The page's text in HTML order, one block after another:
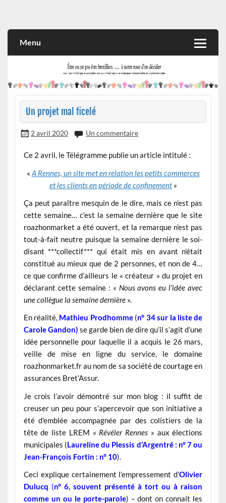
et commerciale
Menu
Un projet mal ficelé
2 avril 2020 Un commentaire
Ce 2 avril, le Télégramme publie un article intitulé :
« A Rennes, un site met en relation les petits commerces
et les clients en période de confinement »
Ça peut paraître mesquin de le dire, mais ce n’est pas
cette semaine… c’est la semaine dernière que le site
roazhonmarket a été ouvert, et la remarque n’est pas
tout-à-fait neutre puisque la semaine dernière le soi-
disant ***collectif*** qui était mis en avant n’était
constitué au mieux que de 2 personnes, et non de 4…
ce que confirme d’ailleurs le « créateur » du projet en
déclarant cette semaine : « Nous avons eu l’idée avec
une collègue la semaine dernière ».
En réalité, Mathieu Prodhomme (n° 34 sur la liste de
Carole Gandon) se garde bien de dire qu’il s’agit d’une
idée personnelle pour laquelle il a acquis le 26 mars,
veille de mise en ligne du service, le domaine
roazhonmarket.fr au nom de sa société de courtage en
assurances Bret’Assur.
Je crois l’avoir démontré sur mon blog : il suffit de
creuser un peu pour s’apercevoir que son initiative a
été d’emblée accompagnée par des colistiers de la
tête de liste LREM « Révéler Rennes » aux élections
municipales (Laureline du Plessis d’Argentré : n° 7 ou
Jean-François Fortin : n° 10).
Ceci explique certainement l’empressement d’Olivier
Dulucq (n° 6, souvent présenté à tort ou à raison
comme un ou le porte-parole) – dont on connait les